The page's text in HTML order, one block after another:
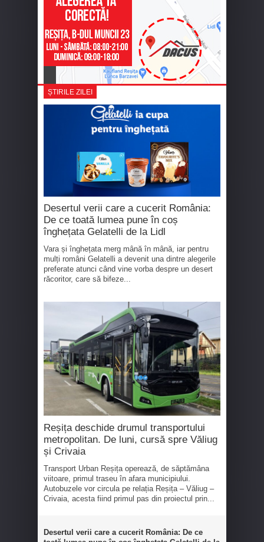
ȘTIRILE ZILEI
Desertul verii care a cucerit România:
De ce toată lumea pune în coș
înghețata Gelatelli de la Lidl
Vara și înghețata merg mână în mână, iar pentru
mulți români Gelatelli a devenit una dintre alegerile
preferate atunci când vine vorba despre un desert
răcoritor, care să bifeze...
Reșița deschide drumul transportului
metropolitan. De luni, cursă spre Văliug
și Crivaia
Transport Urban Reșița operează, de săptămâna
viitoare, primul traseu în afara municipiului.
Autobuzele vor circula pe relația Reșița – Văliug –
Crivaia, acesta fiind primul pas din proiectul prin...
Desertul verii care a cucerit România: De ce